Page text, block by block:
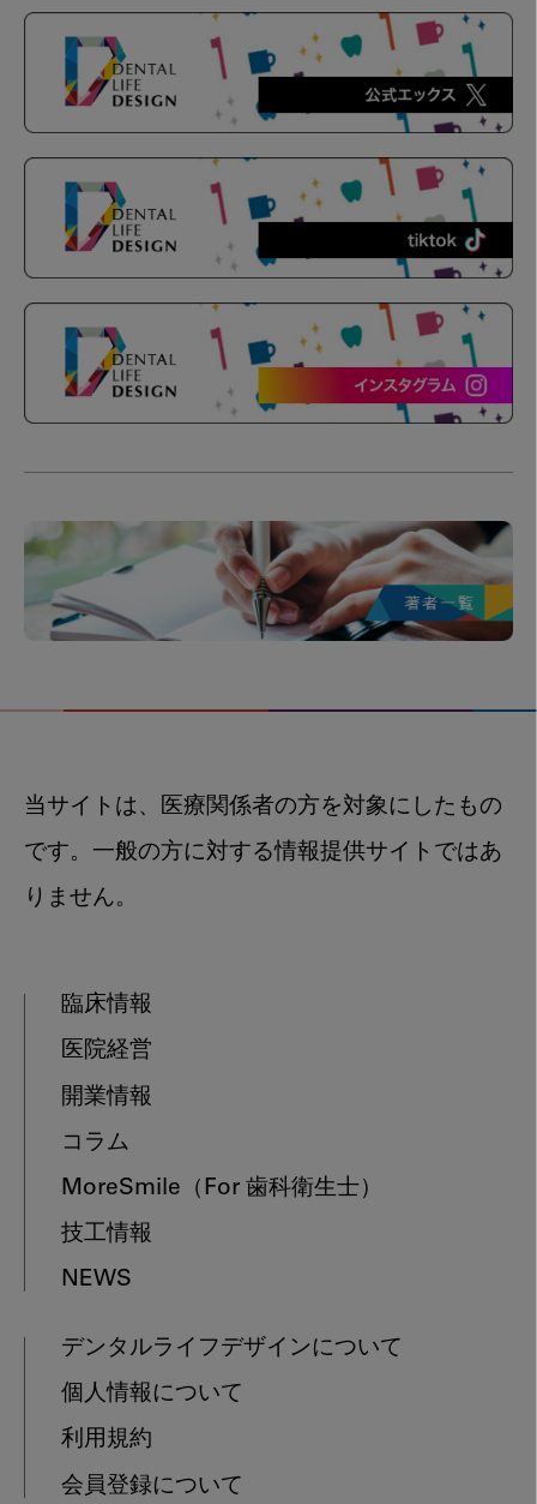
当サイトは、医療関係者の方を対象にしたもの
です。一般の方に対する情報提供サイトではあ
りません。
臨床情報
医院経営
開業情報
コラム
MoreSmile （For 歯科衛生士）
技工情報
NEWS
デンタルライフデザインについて
個人情報について
利用規約
会員登録について